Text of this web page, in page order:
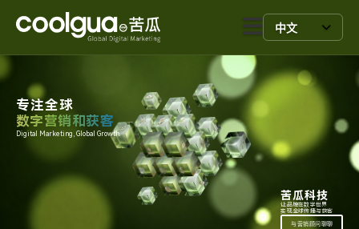
中文
专注全球
数字营销和获客
Digital Marketing, Global Growth.
苦瓜科技
让品牌在数字世界
实现全球传播与获客
与营销顾问聊聊